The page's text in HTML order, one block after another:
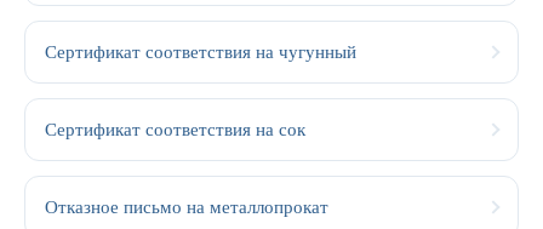
Сертификат соответствия на чугунный
Сертификат соответствия на сок
Отказное письмо на металлопрокат